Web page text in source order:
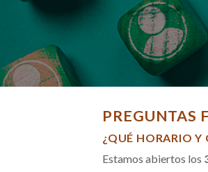
PREGUNTAS
¿QUÉ HORARIO Y
Estamos abiertos los